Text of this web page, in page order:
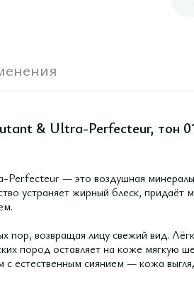
& Ultra-Perfecteur, тон
— это воздушная
устраняет жирный блеск, придаёт
пор, возвращая лицу свежий вид.
пород оставляет на коже мягкую
естественным сиянием — кожа